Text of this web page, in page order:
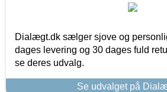
Dialægt.dk sælger sjove og
dages levering og 30 dages fuld
se deres udvalg.
Se udvalget på